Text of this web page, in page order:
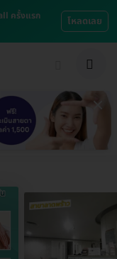
ครั้งแรก
โหลดเลย